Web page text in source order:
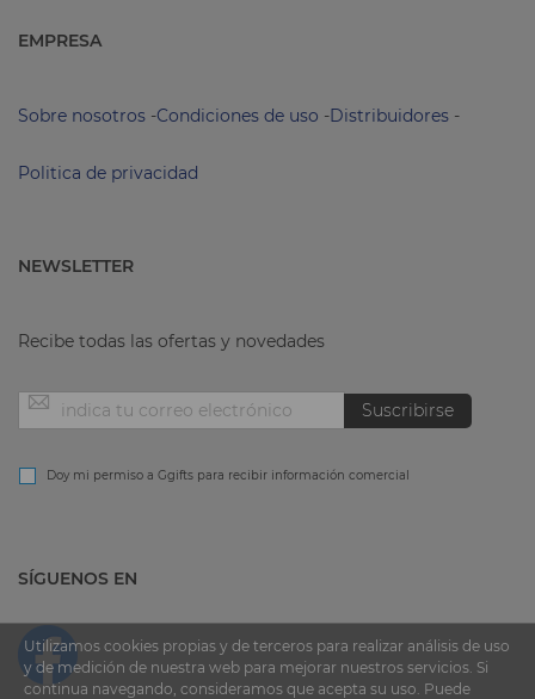
EMPRESA
Sobre nosotros -Condiciones de uso -Distribuidores -
Politica de privacidad
NEWSLETTER
Recibe todas las ofertas y novedades
Inscríbase
a
boletín
de
Suscribirse
Doy mi permiso a Ggifts para recibir información comercial
SÍGUENOS EN
Utilizamos cookies propias y de terceros para realizar análisis de uso
y de medición de nuestra web para mejorar nuestros servicios. Si
continua navegando, consideramos que acepta su uso. Puede